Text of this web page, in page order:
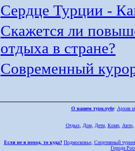
Сердце Турции -
Скажется ли
отдыха в стране?
Современный
О нашем турклубе: Архив
Отдых, Дом, Дети, Комп, Авто,
Если не в поход, то куда? Подмосковье, Спортивный
Города